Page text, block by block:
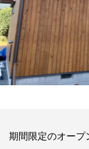
期間限定のオープ